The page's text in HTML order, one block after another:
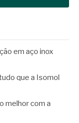
em aço inox
que a Isomol
melhor com a